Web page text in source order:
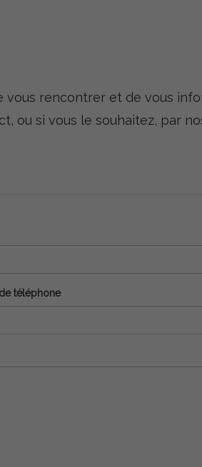
vous rencontrer et de vous
ou si vous le souhaitez, par
téléphone